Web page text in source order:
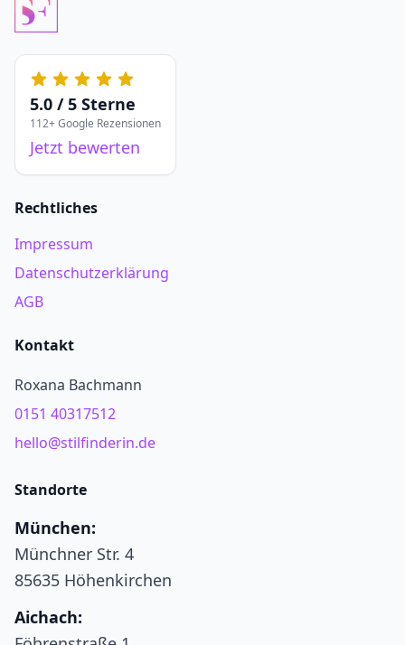
5.0 / 5 Sterne
112+ Google Rezensionen
Jetzt bewerten
Rechtliches
Impressum
Datenschutzerklärung
AGB
Kontakt
Roxana Bachmann
0151 40317512
hello@stilfinderin.de
Standorte
München:
Münchner Str. 4
85635 Höhenkirchen
Aichach: